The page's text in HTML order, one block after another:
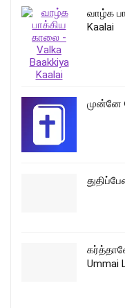
வாழ்க
Kaalai
முன்னே
Ummai